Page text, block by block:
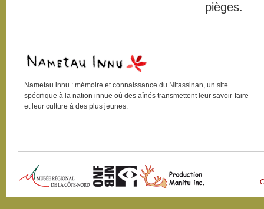
pièges.
Nametau innu : mémoire et connaissance du Nitassinan , un site
spécifique à la nation innue où des aînés transmettent leur savoir-faire
et leur culture à des plus jeunes.